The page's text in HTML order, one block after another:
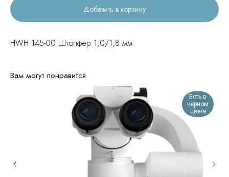
Добавить в корзину
HWH 145-00 Штопфер 1,0/1,8 мм
Вам могут понравится
Есть в
черном
цвете